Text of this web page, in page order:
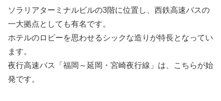
ソラリアターミナルビルの3階に位置し、西鉄高速バスの
一大拠点としても有名です。
ホテルのロビーを思わせるシックな造りが特長となってい
ます。
夜行高速バス「福岡～延岡・宮崎夜行線」は、こちらが始
発です。